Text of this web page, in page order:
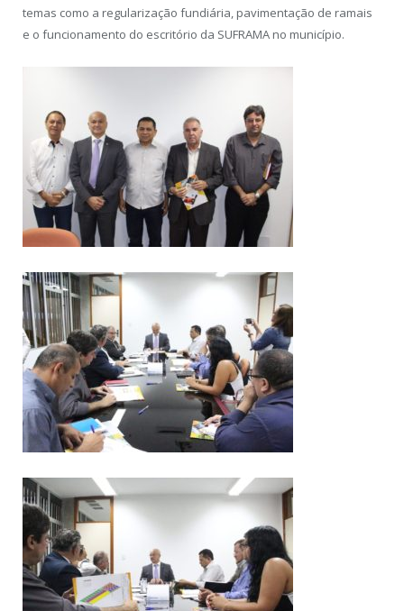
temas como a regularização fundiária, pavimentação de ramais
e o funcionamento do escritório da SUFRAMA no município.